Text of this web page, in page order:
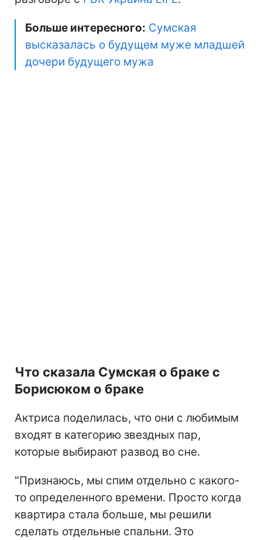
Больше интересного: Сумская
высказалась о будущем муже младшей
дочери будущего мужа
Что сказала Сумская о браке с
Борисюком о браке
Актриса поделилась, что они с любимым
входят в категорию звездных пар,
которые выбирают развод во сне.
"Признаюсь, мы спим отдельно с какого-
то определенного времени. Просто когда
квартира стала больше, мы решили
сделать отдельные спальни. Это